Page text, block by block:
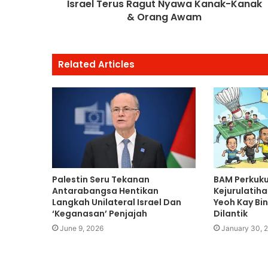
Israel Terus Ragut Nyawa Kanak-Kanak
& Orang Awam
Related Articles
Palestin Seru Tekanan
Antarabangsa Hentikan
Langkah Unilateral Israel Dan
‘Keganasan’ Penjajah
June 9, 2026
BAM
Yeoh Kay
Dilantik
January 30,